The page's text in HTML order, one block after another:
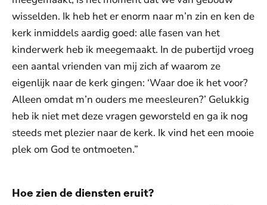
wisselden. Ik heb het er enorm naar m’n zin en ken de
kerk inmiddels aardig goed: alle fasen van het
kinderwerk heb ik meegemaakt. In de pubertijd vroeg
een aantal vrienden van mij zich af waarom ze
eigenlijk naar de kerk gingen: ‘Waar doe ik het voor?
Alleen omdat m’n ouders me meesleuren?’ Gelukkig
heb ik niet met deze vragen geworsteld en ga ik nog
steeds met plezier naar de kerk. Ik vind het een mooie
plek om God te ontmoeten.”
Hoe zien de diensten eruit?